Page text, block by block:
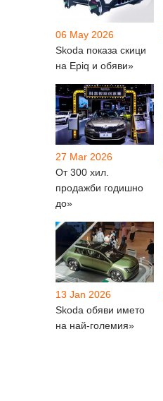
06 May 2026
Skoda показа скици
на Epiq и обяви»
27 Mar 2026
От 300 хил.
продажби годишно
до»
13 Jan 2026
Skoda обяви името
на най-големия»